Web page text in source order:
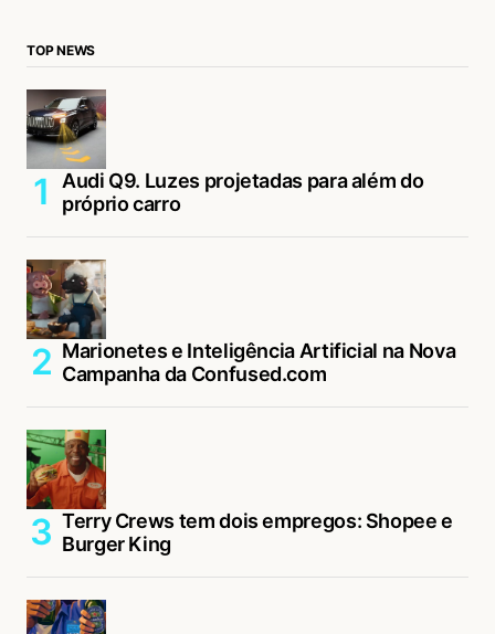
TOP NEWS
Audi Q9. Luzes projetadas para além do
próprio carro
Marionetes e Inteligência Artificial na Nova
Campanha da Confused.com
Terry Crews tem dois empregos: Shopee e
Burger King